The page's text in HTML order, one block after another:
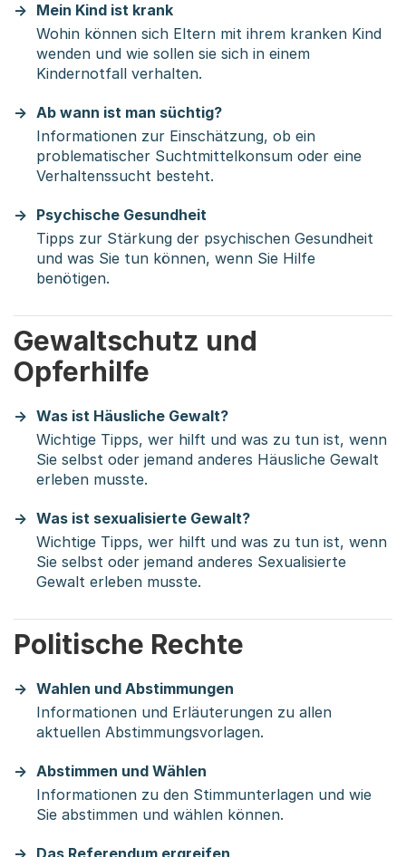
Mein Kind ist krank
Wohin können sich Eltern mit ihrem kranken Kind
wenden und wie sollen sie sich in einem
Kindernotfall verhalten.
Ab wann ist man süchtig?
Informationen zur Einschätzung, ob ein
problematischer Suchtmittelkonsum oder eine
Verhaltenssucht besteht.
Psychische Gesundheit
Tipps zur Stärkung der psychischen Gesundheit
und was Sie tun können, wenn Sie Hilfe
benötigen.
Gewaltschutz und
Opferhilfe
Was ist Häusliche Gewalt?
Wichtige Tipps, wer hilft und was zu tun ist, wenn
Sie selbst oder jemand anderes Häusliche Gewalt
erleben musste.
Was ist sexualisierte Gewalt?
Wichtige Tipps, wer hilft und was zu tun ist, wenn
Sie selbst oder jemand anderes Sexualisierte
Gewalt erleben musste.
Politische Rechte
Wahlen und Abstimmungen
Informationen und Erläuterungen zu allen
aktuellen Abstimmungsvorlagen.
Abstimmen und Wählen
Informationen zu den Stimmunterlagen und wie
Sie abstimmen und wählen können.
Das Referendum ergreifen